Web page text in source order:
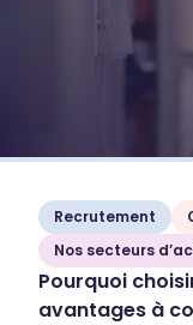
Recrutement
Nos secteurs
Pourquoi
avantages à